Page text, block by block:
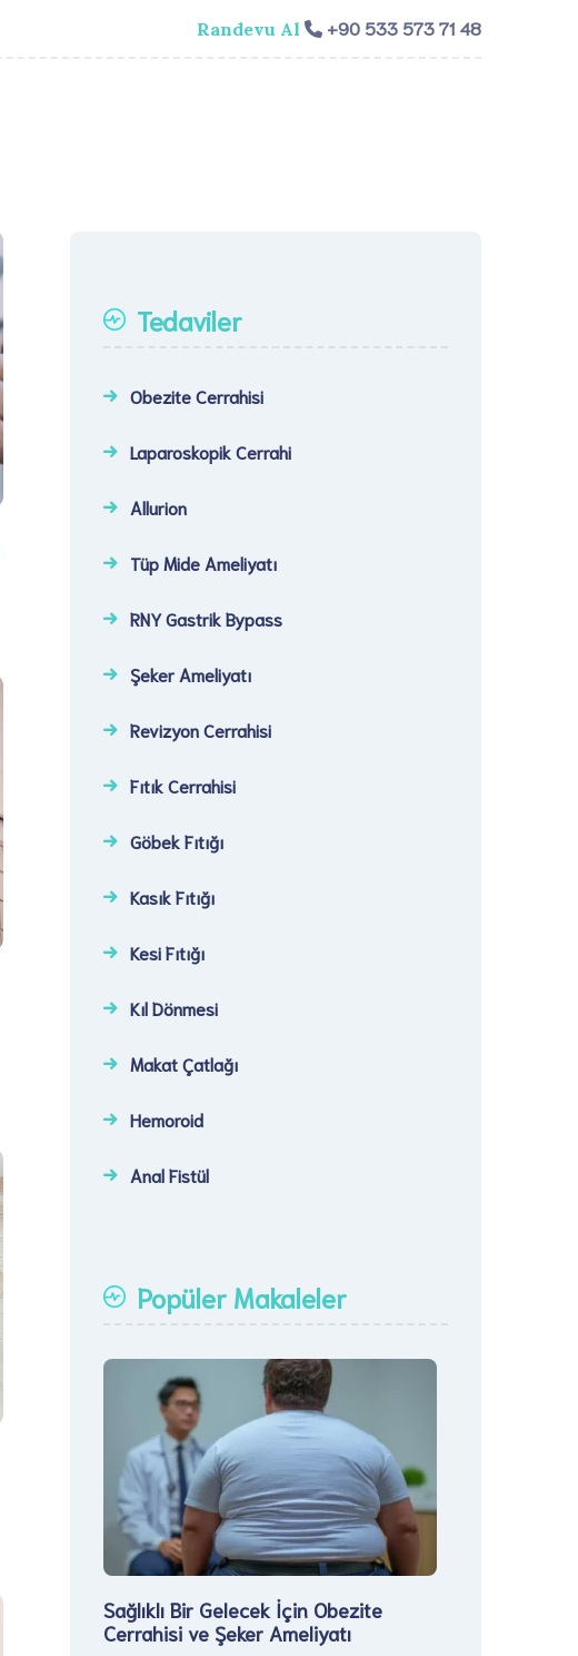
Randevu Al +90 533 573 71 48
Tedaviler
Obezite Cerrahisi
Laparoskopik Cerrahi​
Allurion
Tüp Mide Ameliyatı
RNY Gastrik Bypass
Şeker Ameliyatı​
Revizyon Cerrahisi​
Fıtık Cerrahisi​
Göbek Fıtığı​
Kasık Fıtığı​
Kesi Fıtığı​
Kıl Dönmesi
Makat Çatlağı
Hemoroid
Anal Fistül
Popüler Makaleler
Sağlıklı Bir Gelecek İçin Obezite
Cerrahisi ve Şeker Ameliyatı